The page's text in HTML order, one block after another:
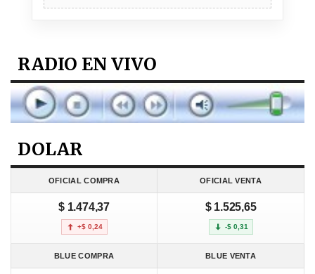
RADIO EN VIVO
DOLAR
OFICIAL COMPRA OFICIAL VENTA
$ 1.474,37
+$ 0,24
$ 1.525,65
-$ 0,31
BLUE COMPRA BLUE VENTA